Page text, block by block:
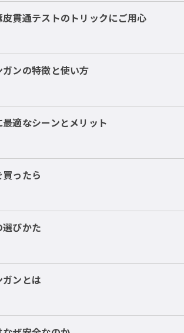
貫通テストのトリックにご用心
ンの特徴と使い方
適なシーンとメリット
ったら
びかた
ンとは